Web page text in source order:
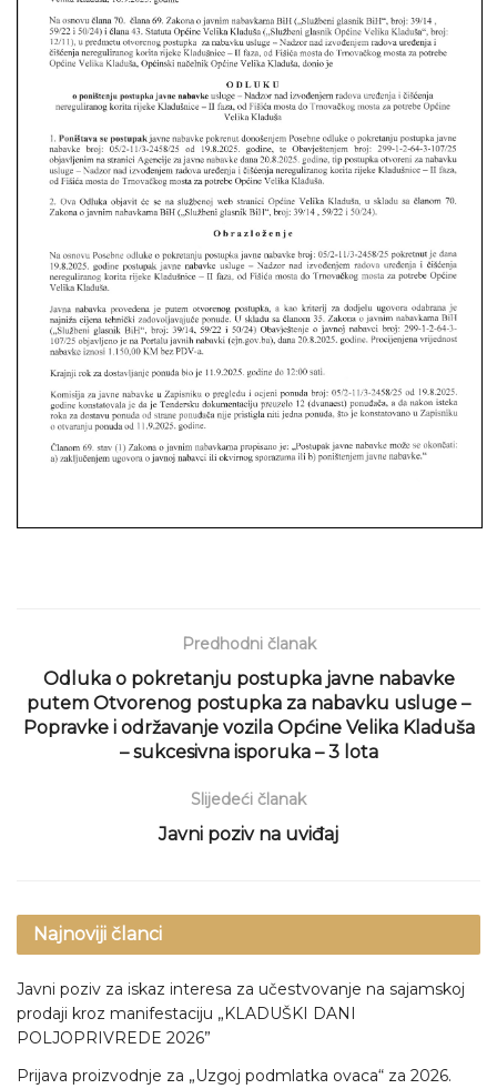
Predhodni članak
Odluka o pokretanju postupka javne nabavke
putem Otvorenog postupka za nabavku usluge –
Popravke i održavanje vozila Općine Velika Kladuša
– sukcesivna isporuka – 3 lota
Slijedeći članak
Javni poziv na uviđaj
Najnoviji članci
Javni poziv za iskaz interesa za učestvovanje na sajamskoj
prodaji kroz manifestaciju „KLADUŠKI DANI
POLJOPRIVREDE 2026”
Prijava proizvodnje za „Uzgoj podmlatka ovaca“ za 2026.